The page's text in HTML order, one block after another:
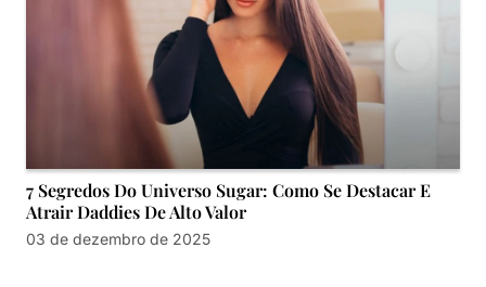
7 Segredos Do Universo Sugar: Como Se Destacar E
Atrair Daddies De Alto Valor
03 de dezembro de 2025